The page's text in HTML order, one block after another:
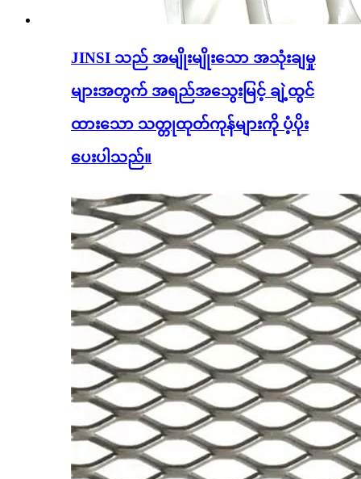
JINSI သည် အမျိုးမျိုးသော အသုံးချမှု
များအတွက် အရည်အသွေးမြင့် ချဲ့ထွင်
ထားသော သတ္တုထုတ်ကုန်များကို ပံ့ပိုး
ပေးပါသည်။